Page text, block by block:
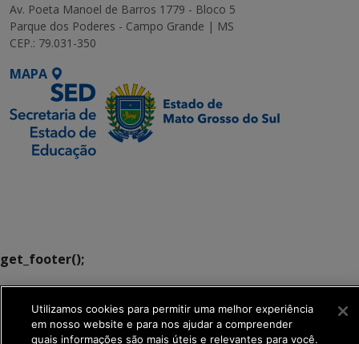
Av. Poeta Manoel de Barros 1779 - Bloco 5
Parque dos Poderes - Campo Grande | MS
CEP.: 79.031-350
MAPA
get_footer();
Utilizamos cookies para permitir uma melhor experiência
em nosso website e para nos ajudar a compreender
quais informações são mais úteis e relevantes para você.